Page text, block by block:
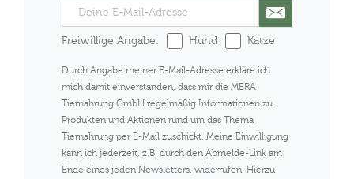
Freiwillige Angabe: Hund Katze
Durch Angabe meiner E-Mail-Adresse erkläre ich
mich damit einverstanden, dass mir die MERA
Tiernahrung GmbH regelmäßig Informationen zu
Produkten und Aktionen rund um das Thema
Tiernahrung per E-Mail zuschickt. Meine Einwilligung
kann ich jederzeit, z.B. durch den Abmelde-Link am
Ende eines jeden Newsletters, widerrufen. Hierzu